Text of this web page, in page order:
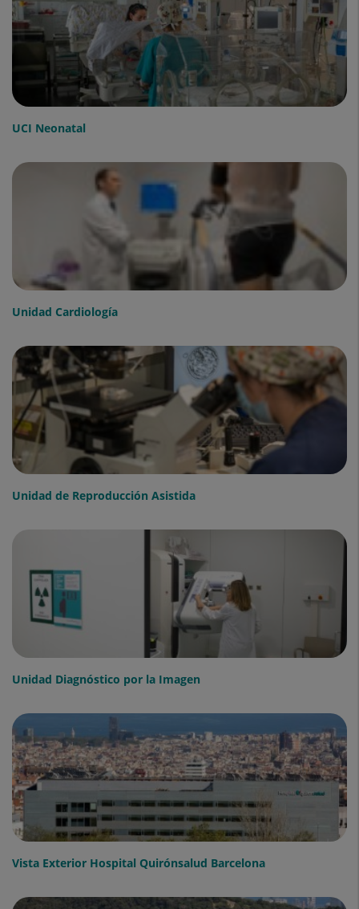
UCI Neonatal
Unidad Cardiología
Unidad de Reproducción Asistida
Unidad Diagnóstico por la Imagen
Vista Exterior Hospital Quirónsalud Barcelona